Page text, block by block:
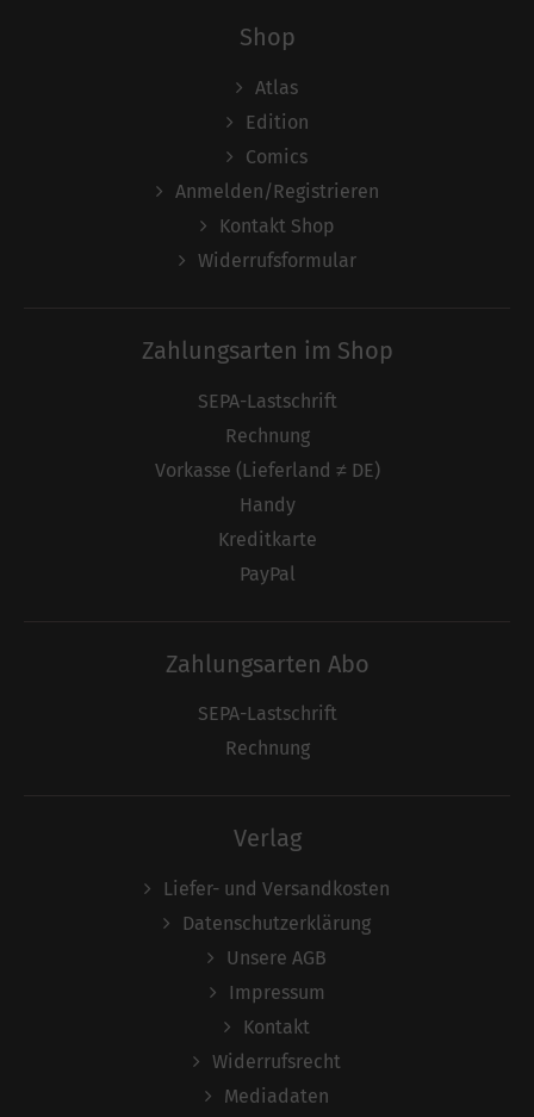
Shop
Atlas
Edition
Comics
Anmelden/Registrieren
Kontakt Shop
Widerrufsformular
Zahlungsarten im Shop
SEPA-Lastschrift
Rechnung
Vorkasse (Lieferland ≠ DE)
Handy
Kreditkarte
PayPal
Zahlungsarten Abo
SEPA-Lastschrift
Rechnung
Verlag
Liefer- und Versandkosten
Datenschutzerklärung
Unsere AGB
Impressum
Kontakt
Widerrufsrecht
Mediadaten